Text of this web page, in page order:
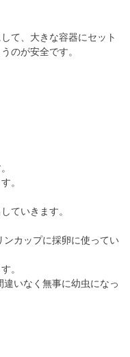
て、大きな容器にセット
のが安全です。
。
ていきます。
ンカップに採卵に使ってい
。
違いなく無事に幼虫になっ